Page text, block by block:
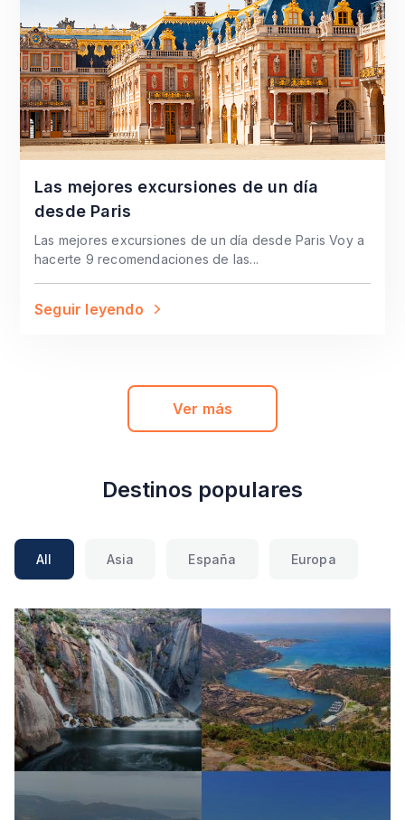
Las mejores excursiones de un día
desde Paris
Las mejores excursiones de un día desde Paris Voy a
hacerte 9 recomendaciones de las...
Seguir leyendo
Ver más
Destinos populares
All Asia España Europa